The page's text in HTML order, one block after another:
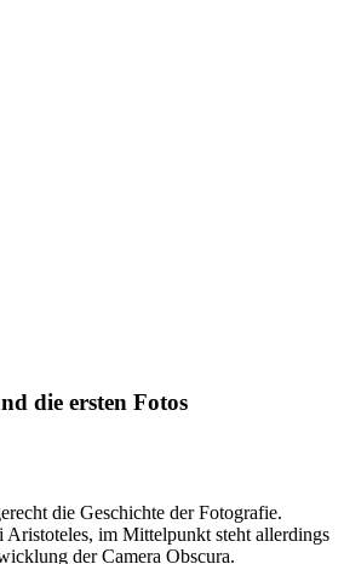
die ersten Fotos
die Geschichte der Fotografie.
Aristoteles, im Mittelpunkt steht allerdings
der Camera Obscura.